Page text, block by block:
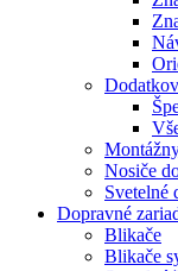
Nosiče
Svetelné
Dopravné
Blikače
Blikače